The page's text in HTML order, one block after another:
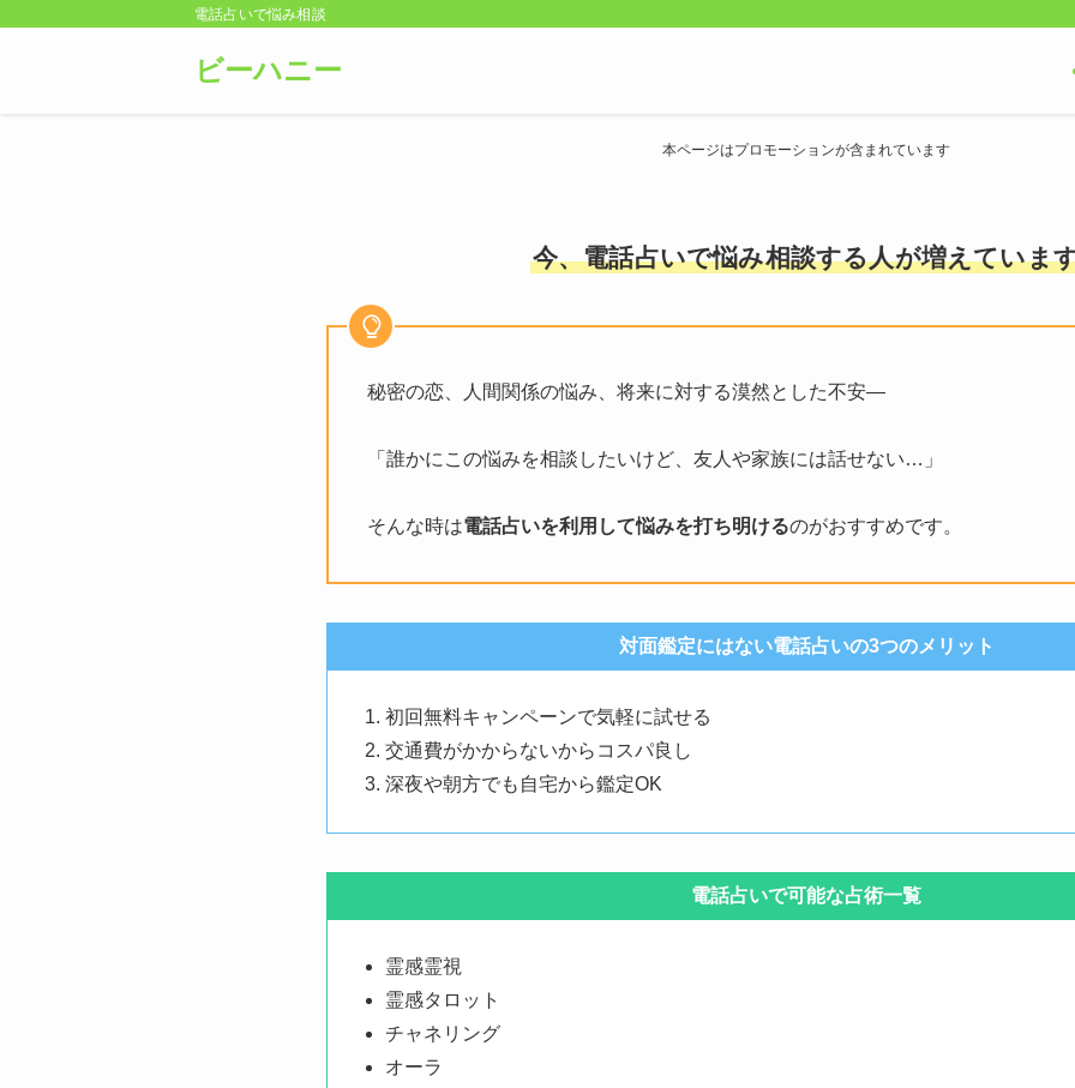
電話占いで悩み相談
ビーハニー
本ページはプロモーションが含まれています
今、電話占いで悩み相談する人が増えていま
秘密の恋、人間関係の悩み、将来に対する漠然とした不安―
「誰かにこの悩みを相談したいけど、友人や家族には話せない…」
そんな時は電話占いを利用して悩みを打ち明けるのがおすすめです。
対面鑑定にはない電話占いの3つのメリット
初回無料キャンペーンで気軽に試せる
交通費がかからないからコスパ良し
深夜や朝方でも自宅から鑑定OK
電話占いで可能な占術一覧
霊感霊視
霊感タロット
チャネリング
オーラ